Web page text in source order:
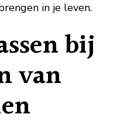
in je leven.
bij
van